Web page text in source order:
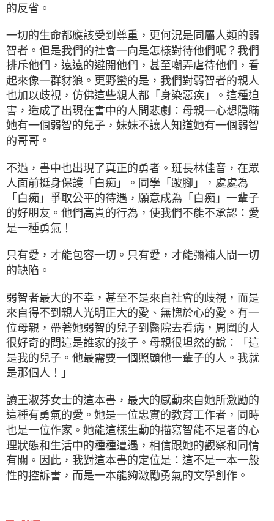
的反省。
一切的生命都應該受到尊重，更何況是同屬人類的弱
智者。但是我們的社會一向是怎樣對待他們呢？我們
排斥他們，遠遠的避開他們，甚至嘲弄虐待他們，看
起來像一群豺狼。更野蠻的是，我們對弱智者的親人
也加以歧視，仿佛這些親人都「身染惡疾」。這種迫
害，造成了出現在書中的人間悲劇：母親一心想隱瞞
她有一個弱智的兒子，妹妹不讓人知道她有一個弱智
的哥哥。
不過，書中也出現了真正的勇者。班長林佳音，在眾
人面前挺身保護「白痴」。同學「跛腳」，處處為
「白痴」爭取公平的待遇，願意成為「白痴」一輩子
的好朋友。他們高貴的行為，使我們不能不承認：愛
是一種勇氣！
只有愛，才能包容一切。只有愛，才能彌補人間一切
的缺陷。
弱智者最大的不幸，甚至不是來自社會的歧視，而是
來自得不到親人光明正大的愛、無愧於心的愛。有一
位母親，帶著她弱智的兒子到醫院去看病，周圍的人
很好奇的問這是誰家的孩子。母親很坦然的說：「這
是我的兒子。他最需要一個照顧他一輩子的人。我就
是那個人！」
讀王淑芬女士的這本書，最大的感動來自她所激勵的
這種有勇氣的愛。她是一位忠實的教育工作者，同時
也是一位作家。她能這樣生動的描寫智能不足者的心
理狀態和生活中的種種遭遇，相信跟她的觀察和同情
有關。因此，我對這本書的定位是：這不是一本一般
性的控訴書，而是一本能夠激勵勇氣的文學創作。